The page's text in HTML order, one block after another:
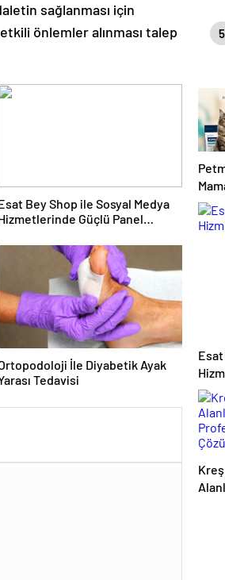
sağlanması için
önlemler alınması talep
Bey Shop ile Sosyal Medya
Güçlü Panel
İle Diyabetik Ayak
Tedavisi
5